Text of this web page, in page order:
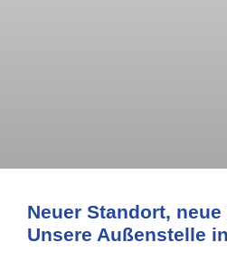
Neuer Standort,
Unsere Außenstelle